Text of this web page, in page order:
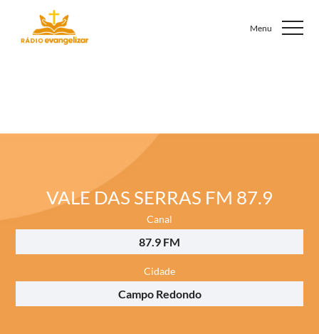
VALE DAS SERRAS FM 87.9
Canal
87.9 FM
Cidade
Campo Redondo